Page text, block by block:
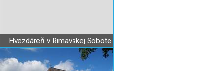
Hvezdáreň v Rimavskej Sobote